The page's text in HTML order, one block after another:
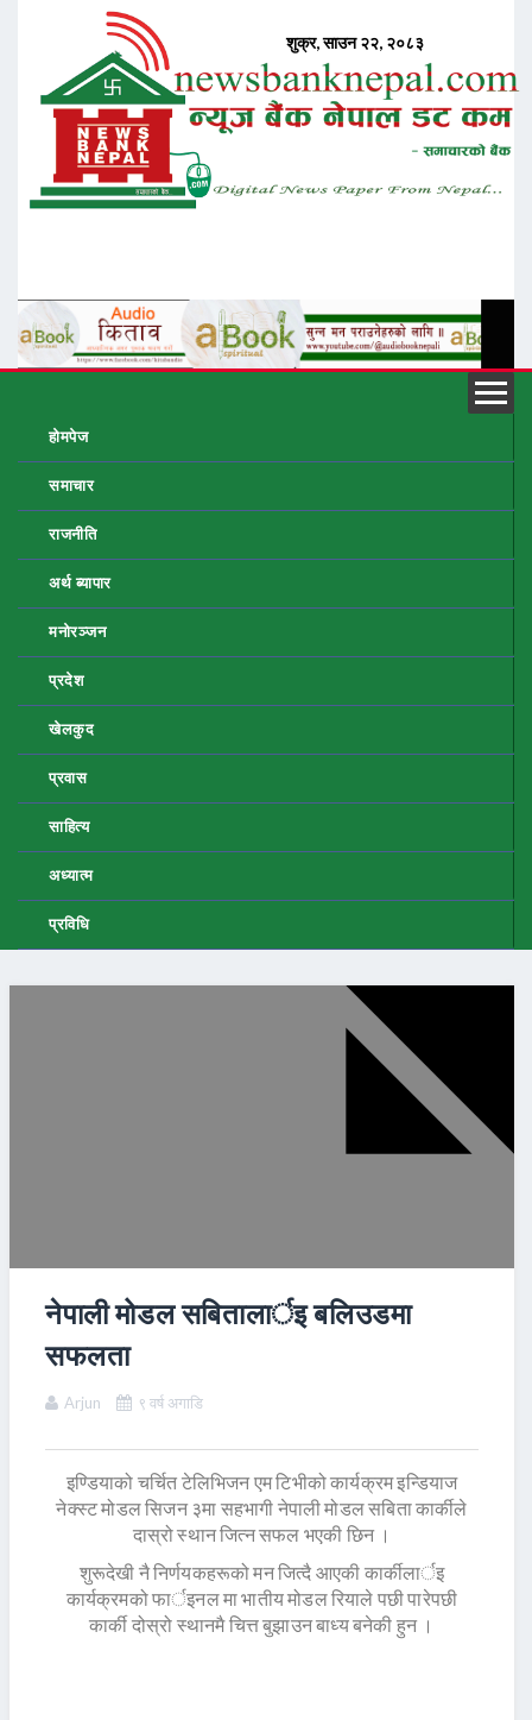
होमपेज
समाचार
राजनीति
अर्थ ब्यापार
मनोरञ्जन
प्रदेश
खेलकुद
प्रवास
साहित्य
अध्यात्म
प्रविधि
नेपाली मोडल सबितालार्इ बलिउडमा
सफलता
Arjun ९ वर्ष अगाडि
इण्डियाको चर्चित टेलिभिजन एम टिभीको कार्यक्रम इन्डियाज
नेक्स्ट मोडल सिजन ३मा सहभागी नेपाली मोडल सबिता कार्कीले
दास्रो स्थान जित्न सफल भएकी छिन ।
शुरूदेखी नै निर्णयकहरूको मन जित्दै आएकी कार्कीलार्इ
कार्यक्रमको फार्इनल मा भातीय मोडल रियाले पछी पारेपछी
कार्की दोस्रो स्थानमै चित्त बुझाउन बाध्य बनेकी हुन ।